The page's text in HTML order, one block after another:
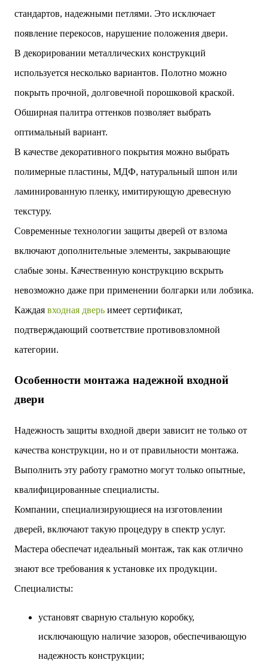
стандартов, надежными петлями. Это исключает
появление перекосов, нарушение положения двери.
В декорировании металлических конструкций
используется несколько вариантов. Полотно можно
покрыть прочной, долговечной порошковой краской.
Обширная палитра оттенков позволяет выбрать
оптимальный вариант.
В качестве декоративного покрытия можно выбрать
полимерные пластины, МДФ, натуральный шпон или
ламинированную пленку, имитирующую древесную
текстуру.
Современные технологии защиты дверей от взлома
включают дополнительные элементы, закрывающие
слабые зоны. Качественную конструкцию вскрыть
невозможно даже при применении болгарки или лобзика.
Каждая входная дверь имеет сертификат,
подтверждающий соответствие противовзломной
категории.
Особенности монтажа надежной входной
двери
Надежность защиты входной двери зависит не только от
качества конструкции, но и от правильности монтажа.
Выполнить эту работу грамотно могут только опытные,
квалифицированные специалисты.
Компании, специализирующиеся на изготовлении
дверей, включают такую процедуру в спектр услуг.
Мастера обеспечат идеальный монтаж, так как отлично
знают все требования к установке их продукции.
Специалисты:
установят сварную стальную коробку,
исключающую наличие зазоров, обеспечивающую
надежность конструкции;